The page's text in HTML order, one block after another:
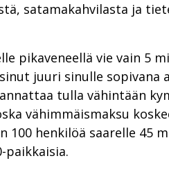
satamakahvilasta ja
pikaveneellä vie vain 5
juuri sinulle sopivana
tulla vähintään
vähimmäismaksu
100 henkilöä saarelle 45
paikkaisia.